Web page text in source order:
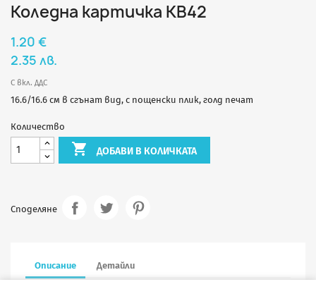
Коледна картичка КВ42
1.20 €
2.35 лв.
С вкл. ДДС
16.6/16.6 см в сгънат вид, с пощенски плик, голд печат
Количество
 ДОБАВИ В КОЛИЧКАТА
Споделяне
Описание Детайли